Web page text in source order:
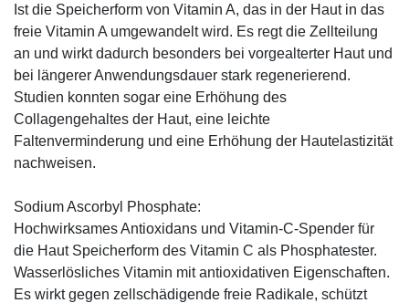
Ist die Speicherform von Vitamin A, das in der Haut in das
freie Vitamin A umgewandelt wird. Es regt die Zellteilung
an und wirkt dadurch besonders bei vorgealterter Haut und
bei längerer Anwendungsdauer stark regenerierend.
Studien konnten sogar eine Erhöhung des
Collagengehaltes der Haut, eine leichte
Faltenverminderung und eine Erhöhung der Hautelastizität
nachweisen.
Sodium Ascorbyl Phosphate:
Hochwirksames Antioxidans und Vitamin-C-Spender für
die Haut Speicherform des Vitamin C als Phosphatester.
Wasserlösliches Vitamin mit antioxidativen Eigenschaften.
Es wirkt gegen zellschädigende freie Radikale, schützt